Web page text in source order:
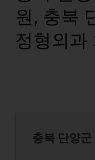
원, 충북
정형외과
충북 단양